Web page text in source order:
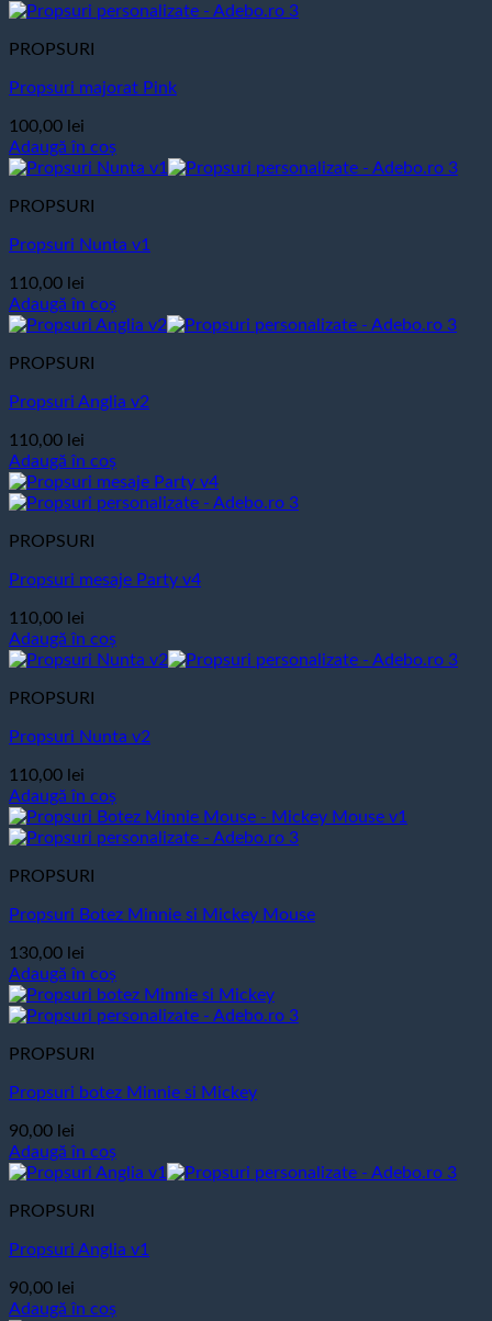
PROPSURI
Propsuri majorat Pink
100,00 lei
Adaugă în coș
PROPSURI
Propsuri Nunta v1
110,00 lei
Adaugă în coș
PROPSURI
Propsuri Anglia v2
110,00 lei
Adaugă în coș
PROPSURI
Propsuri mesaje Party v4
110,00 lei
Adaugă în coș
PROPSURI
Propsuri Nunta v2
110,00 lei
Adaugă în coș
PROPSURI
Propsuri Botez Minnie si Mickey Mouse
130,00 lei
Adaugă în coș
PROPSURI
Propsuri botez Minnie si Mickey
90,00 lei
Adaugă în coș
PROPSURI
Propsuri Anglia v1
90,00 lei
Adaugă în coș